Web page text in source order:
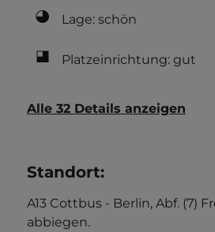
Lage: schön
Platzeinrichtung: gut
Alle 32 Details anzeigen
Standort:
A13 Cottbus - Berlin, Abf. (7)
abbiegen.